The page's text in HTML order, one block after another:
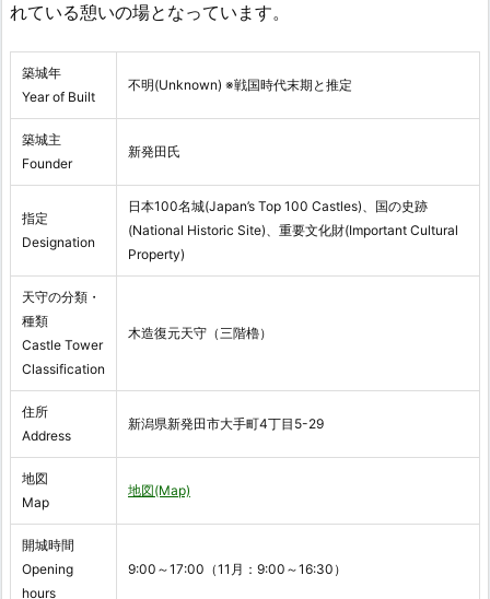
れている憩いの場となっています。
築城年
Year of Built
不明(Unknown) ※戦国時代末期と推定
築城主
Founder
新発田氏
指定
Designation
日本100名城(Japan’s Top 100 Castles)、国の史跡
(National Historic Site)、重要文化財(Important Cultural
Property)
天守の分類・
種類
Castle Tower
Classification
木造復元天守（三階櫓）
住所
Address
新潟県新発田市大手町4丁目5-29
地図
Map
地図(Map)
開城時間
Opening
hours
9:00～17:00（11月：9:00～16:30）